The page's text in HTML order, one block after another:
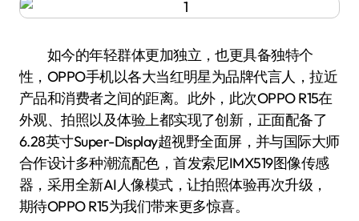
如今的年轻群体更加独立，也更具备独特个
性，OPPO手机以各大当红明星为品牌代言人，拉近
产品和消费者之间的距离。此外，此次OPPO R15在
外观、拍照以及体验上都实现了创新，正面配备了
6.28英寸Super-Display超视野全面屏，并与国际大师
合作设计多种潮流配色，首发索尼IMX519图像传感
器，采用全新AI人像模式，让拍照体验再次升级，
期待OPPO R15为我们带来更多惊喜。